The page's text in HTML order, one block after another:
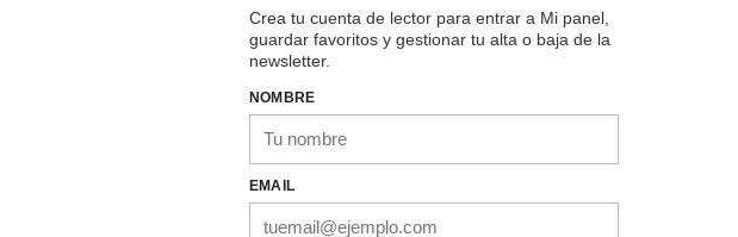
Crea tu cuenta de lector para entrar a Mi panel,
guardar favoritos y gestionar tu alta o baja de la
newsletter.
NOMBRE
EMAIL